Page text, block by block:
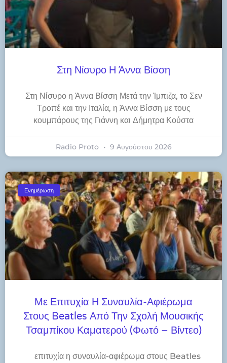
Στη Νίσυρο Η Άννα Βίσση
Στη Νίσυρο η Άννα Βίσση Μετά την Ίμπιζα, το Σεν
Τροπέ και την Ιταλία, η Άννα Βίσση με τους
κουμπάρους της Γιάννη και Δήμητρα Κούστα
Radio Proto 9 Αυγούστου 2026
Ενημέρωση
Με Επιτυχία Η Συναυλία-Αφιέρωμα
Στους Beatles Από Την Σχολή Μουσικής
Τσαμπίκου Καματερού (φωτό – Βίντεο)
​επιτυχία η συναυλία-αφιέρωμα στους Beatles